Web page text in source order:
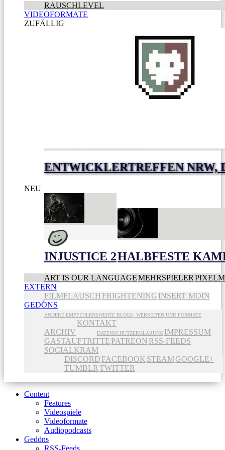
RAUSCHLEVEL
VIDEOFORMATE
ZUFÄLLIG
ENTWICKLERTREFFEN NRW,
NEU
INJUSTICE 2HALBFESTE
ART IS OUR LANGUAGEMEHRSPIELER
EXTERN
FILMFLAUSCH FRIGHTENING INSERT MOIN
GEDÖNS
ANDERE EMPFEHLENSWERTE BLOGS, WEBSEITEN UND FORMATE
ARCHIV
KONTAKT
DATENSCHUTZERKLÄRUNG IMPRESSUM
GASTAUFTRITTE PATREON RSS-FEEDS
SOCIALKRAM
DISCORD FACEBOOK STEAMGOOGLE+
TUMBLR TWITTER
Content
Features
Videospiele
Videoformate
Audiopodcasts
Gedöns